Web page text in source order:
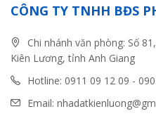
CÔNG TY TNHH BĐS
Chi nhánh văn phòng: Số
Kiên Lương, tỉnh Anh Giang
Hotline: 0911 09 12 09 -
Email: